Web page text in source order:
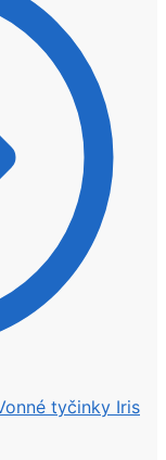
tyčinky Iris